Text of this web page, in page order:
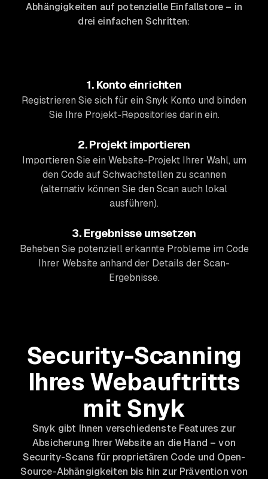
Abhängigkeiten auf potenzielle Einfallstore – in
drei einfachen Schritten:
1. Konto einrichten
Registrieren Sie sich für ein Snyk Konto und binden
Sie Ihre Projekt-Repositories darin ein.
2. Projekt importieren
Importieren Sie ein Website-Projekt Ihrer Wahl, um
den Code auf Schwachstellen zu scannen
(alternativ können Sie den Scan auch lokal
ausführen).
3. Ergebnisse umsetzen
Beheben Sie potenziell erkannte Probleme im Code
Ihrer Website anhand der Details der Scan-
Ergebnisse.
Security-Scanning
Ihres Webauftritts
mit Snyk
Snyk gibt Ihnen verschiedenste Features zur
Absicherung Ihrer Website an die Hand – von
Security-Scans für proprietären Code und Open-
Source-Abhängigkeiten bis hin zur Prävention von